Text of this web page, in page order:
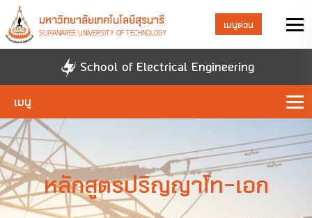
มหาวิทยาลัยเทคโนโลยีสุรนารี
SURANAREE UNIVERSITY OF TECHNOLOGY
เมนูด่วน
School of Electrical Engineering
เมนู
หลักสูตรปริญญาโท-เอก